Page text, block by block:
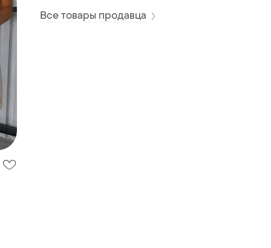
Все товары продавца